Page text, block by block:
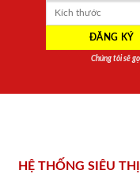
Chúng tôi sẽ
HỆ THỐNG SIÊU